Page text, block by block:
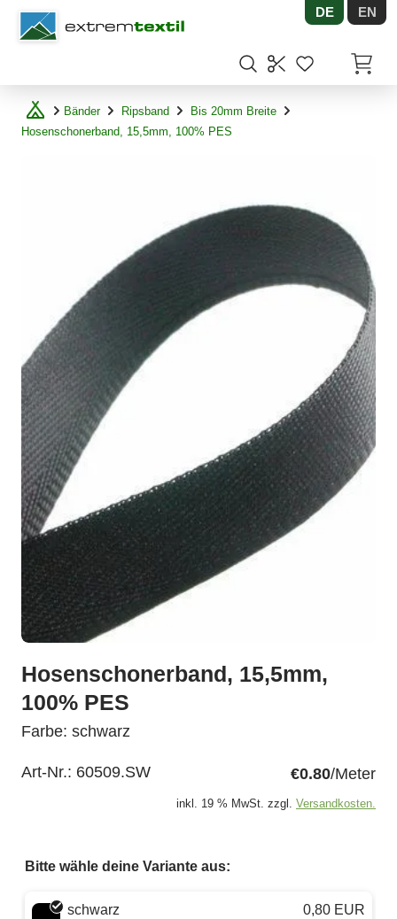
Shopware DE EN
Bänder Ripsband
Bis 20mm Breite
Hosenschonerband, 15,5mm, 100% PES
Hosenschonerband, 15,5mm,
100% PES
Farbe: schwarz
Art-Nr.: 60509.SW €0.80/Meter
inkl. 19 % MwSt. zzgl. Versandkosten.
Bitte wähle deine Variante aus:
Wähle eine Farbe
schwarz 0,80 EUR